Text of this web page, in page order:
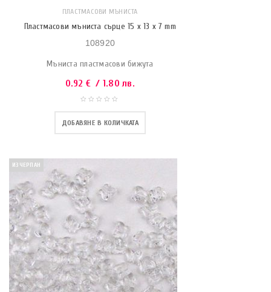
ПЛАСТМАСОВИ МЪНИСТА
Пластмасови мъниста сърце 15 x 13 x 7 mm
108920
Мъниста пластмасови бижута
0.92 € / 1.80 лв.
ДОБАВЯНЕ В КОЛИЧКАТА
ИЗЧЕРПАН